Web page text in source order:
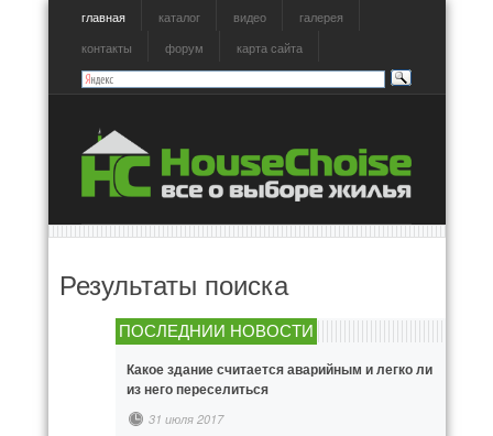
главная каталог видео
галерея
контакты
форум карта сайта
Результаты поиска
ПОСЛЕДНИИ НОВОСТИ
Какое здание считается аварийным и легко ли
из него переселиться
31 июля 2017